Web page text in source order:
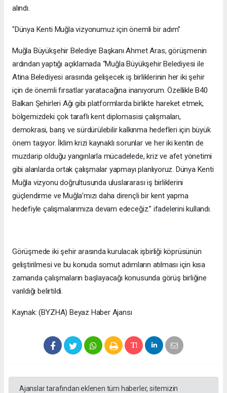
alındı.
"Dünya Kenti Muğla vizyonumuz için önemli bir adım"
Muğla Büyükşehir Belediye Başkanı Ahmet Aras, görüşmenin
ardından yaptığı açıklamada “Muğla Büyükşehir Belediyesi ile
Atina Belediyesi arasında gelişecek iş birliklerinin her iki şehir
için de önemli fırsatlar yaratacağına inanıyorum. Özellikle B40
Balkan Şehirleri Ağı gibi platformlarda birlikte hareket etmek,
bölgemizdeki çok taraflı kent diplomasisi çalışmaları,
demokrasi, barış ve sürdürülebilir kalkınma hedefleri için büyük
önem taşıyor. İklim krizi kaynaklı sorunlar ve her iki kentin de
muzdarip olduğu yangınlarla mücadelede, kriz ve afet yönetimi
gibi alanlarda ortak çalışmalar yapmayı planlıyoruz. Dünya Kenti
Muğla vizyonu doğrultusunda uluslararası iş birliklerini
güçlendirme ve Muğla’mızı daha dirençli bir kent yapma
hedefiyle çalışmalarımıza devam edeceğiz.” ifadelerini kullandı.
Görüşmede iki şehir arasında kurulacak işbirliği köprüsünün
geliştirilmesi ve bu konuda somut adımların atılması için kısa
zamanda çalışmaların başlayacağı konusunda görüş birliğine
varıldığı belirtildi.
Kaynak: (BYZHA) Beyaz Haber Ajansı
Ajanslar tarafından eklenen tüm haberler, sitemizin